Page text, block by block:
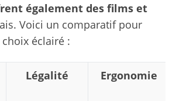
également des films et
Voici un comparatif pour
éclairé :
Légalité Ergonomie